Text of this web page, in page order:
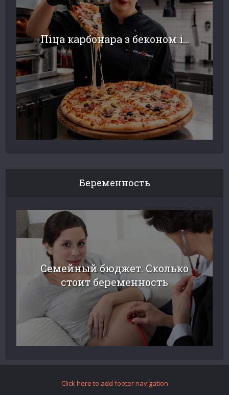
Піца карбонара з беконом і...
Беременность
Семейный бюджет. Сколько
стоит беременность
Click here to add footer navigation